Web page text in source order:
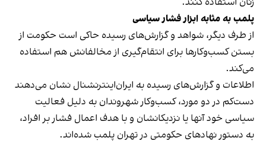
پلمب به مثابه ابزار فشار سیاسی
از طرف دیگر، شواهد و گزارش‌های رسیده حاکی است حکومت از
بستن کسب‌وکارها برای انتقام‌گیری از مخالفانش هم استفاده
می‌کند.
اطلاعات و گزارش‌های رسیده به ایران‌اینترنشنال نشان می‌دهند
دست‌کم در دو مورد، کسب‌وکار شهروندان به دلیل فعالیت
سیاسی خود آنها یا نزدیکانشان و با هدف اعمال فشار بر افراد،
به دستور نهادهای حکومتی در تهران پلمب شده‌اند.